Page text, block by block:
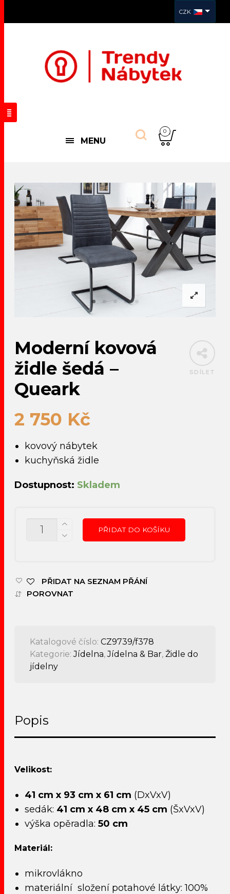
CZK
MENU
0
SDÍLET
Moderní kovová
židle šedá –
Queark
2 750 Kč
kovový nábytek
kuchyňská židle
Dostupnost: Skladem
MNOŽSTVÍ PŘIDAT DO KOŠÍKU
PŘIDAT NA SEZNAM PŘÁNÍ
POROVNAT
Katalogové číslo:CZ9739/f378
Kategorie:Jídelna,Jídelna & Bar,Židle do
jídelny
Popis
Velikost:
41 cm x 93 cm x 61 cm (DxVxV)
sedák: 41 cm x 48 cm x 45 cm (ŠxVxV)
výška opěradla: 50 cm
Materiál:
mikrovlákno
materiální složení potahové látky: 100%